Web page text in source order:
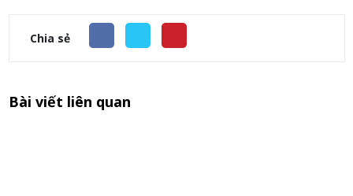
Chia sẻ
Bài viết liên quan